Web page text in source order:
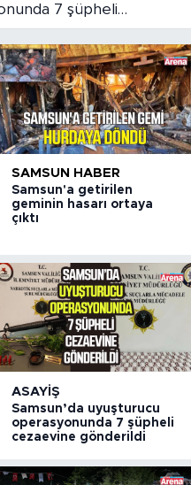
7 şüpheli
gönderildi
SAMSUN HABER
Samsun'a getirilen
geminin hasarı ortaya
çıktı
ASAYIŞ
Samsun’da uyuşturucu
operasyonunda 7 şüpheli
cezaevine gönderildi